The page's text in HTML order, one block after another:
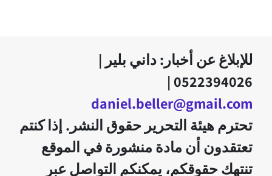
للإبلاغ عن أخبار: داني بلير |
0522394026 |
daniel.beller@gmail.com
تحترم هيئة التحرير حقوق النشر. إذا كنتم
تعتقدون أن مادة منشورة في الموقع
تنتهك حقوقكم، يمكنكم التواصل عبر